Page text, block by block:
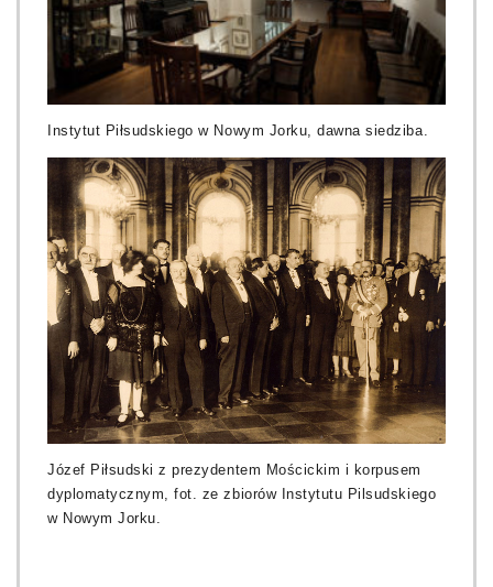
Instytut Piłsudskiego w Nowym Jorku, dawna siedziba.
Józef Piłsudski z prezydentem Mościckim i korpusem
dyplomatycznym, fot. ze zbiorów Instytutu Pilsudskiego
w Nowym Jorku.